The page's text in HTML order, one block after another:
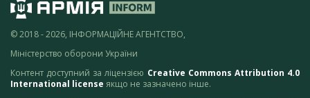
© 2018 - 2026, ІНФОРМАЦІЙНЕ АГЕНТСТВО,
Міністерство оборони України
Контент доступний за ліцензією Creative Commons Attribution 4.0
International license якщо не зазначено інше.